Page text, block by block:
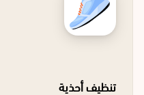
تنظيف أحذية